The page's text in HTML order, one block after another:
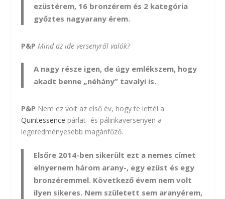
ezüstérem, 16 bronzérem és 2 kategória
győztes nagyarany érem.
P&P Mind az ide versenyről valók?
A nagy része igen, de úgy emlékszem, hogy
akadt benne „néhány” tavalyi is.
P&P Nem ez volt az első év, hogy te lettél a
Quintessence párlat- és pálinkaversenyen a
legeredményesebb magánfőző.
Elsőre 2014-ben sikerült ezt a nemes címet
elnyernem három arany-, egy ezüst és egy
bronzéremmel. Következő évem nem volt
ilyen sikeres. Nem született sem aranyérem,